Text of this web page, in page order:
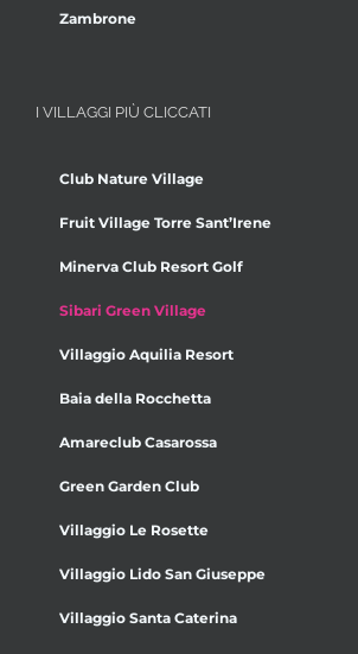
Zambrone
I VILLAGGI PIÙ CLICCATI
Club Nature Village
Fruit Village Torre Sant’Irene
Minerva Club Resort Golf
Sibari Green Village
Villaggio Aquilia Resort
Baia della Rocchetta
Amareclub Casarossa
Green Garden Club
Villaggio Le Rosette
Villaggio Lido San Giuseppe
Villaggio Santa Caterina